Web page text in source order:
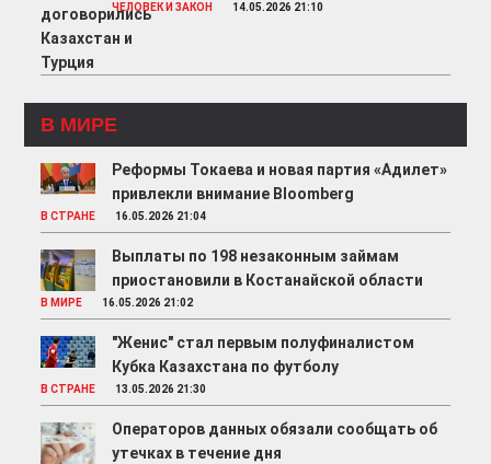
ЧЕЛОВЕК И ЗАКОН 14.05.2026 21:10
В МИРЕ
Реформы Токаева и новая партия «Адилет»
привлекли внимание Bloomberg
В СТРАНЕ 16.05.2026 21:04
Выплаты по 198 незаконным займам
приостановили в Костанайской области
В МИРЕ 16.05.2026 21:02
"Женис" стал первым полуфиналистом
Кубка Казахстана по футболу
В СТРАНЕ 13.05.2026 21:30
Операторов данных обязали сообщать об
утечках в течение дня